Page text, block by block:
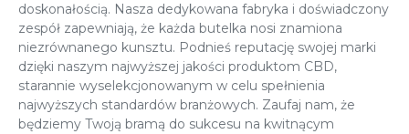
doskonałością. Nasza dedykowana fabryka i doświadczony
zespół zapewniają, że każda butelka nosi znamiona
niezrównanego kunsztu. Podnieś reputację swojej marki
dzięki naszym najwyższej jakości produktom CBD,
starannie wyselekcjonowanym w celu spełnienia
najwyższych standardów branżowych. Zaufaj nam, że
będziemy Twoją bramą do sukcesu na kwitnącym